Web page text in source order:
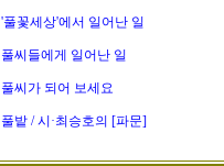
'풀꽃세상'에서 일어난 일
풀씨들에게 일어난 일
풀씨가 되어 보세요
풀밭 / 시·최승호의 [파문]